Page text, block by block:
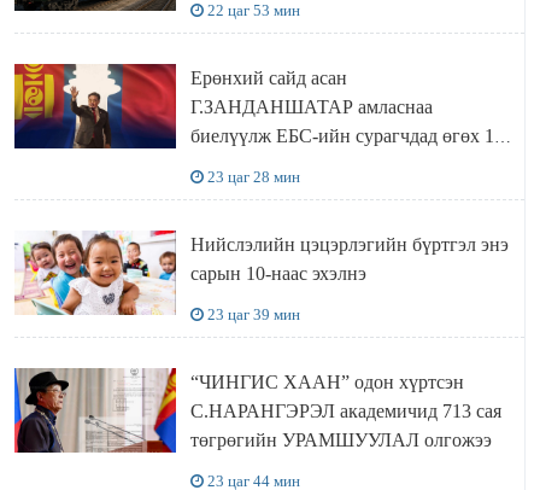
22 цаг 53 мин
Ерөнхий сайд асан
Г.ЗАНДАНШАТАР амласнаа
биелүүлж ЕБС-ийн сурагчдад өгөх 10.
23 цаг 28 мин
Нийслэлийн цэцэрлэгийн бүртгэл энэ
сарын 10-наас эхэлнэ
23 цаг 39 мин
“ЧИНГИС ХААН” одон хүртсэн
С.НАРАНГЭРЭЛ академичид 713 сая
төгрөгийн УРАМШУУЛАЛ олгожээ
23 цаг 44 мин